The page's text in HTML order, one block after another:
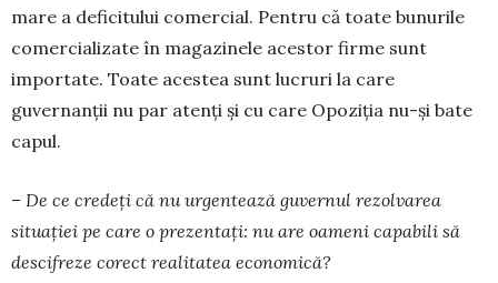
mare a deficitului comer­cial. Pentru că toate bunurile
comercializate în magazinele acestor firme sunt
importate. Toate acestea sunt lucruri la care
guvernanții nu par atenți și cu care Opoziția nu-și bate
capul.
– De ce credeți că nu urgentează guvernul rezolvarea
situației pe care o prezentați: nu are oameni capabili să
descifreze corect realitatea economică?